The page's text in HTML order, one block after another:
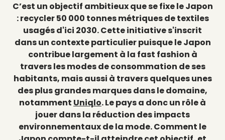
C’est un objectif ambitieux que se fixe le Japon
: recycler 50 000 tonnes métriques de textiles
usagés d'ici 2030. Cette initiative s'inscrit
dans un contexte particulier puisque le Japon
contribue largement à la fast fashion à
travers les modes de consommation de ses
habitants, mais aussi à travers quelques unes
des plus grandes marques dans le domaine,
notamment Uniqlo. Le pays a donc un rôle à
jouer dans la réduction des impacts
environnementaux de la mode. Comment le